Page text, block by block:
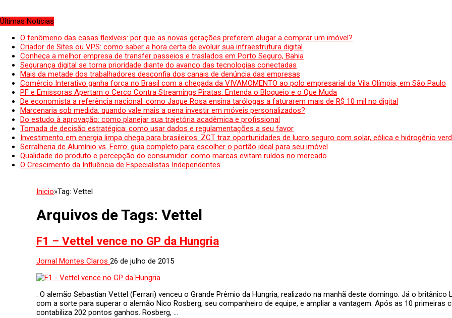
Últimas Notícias
O fenômeno das casas flexíveis: por que as novas gerações preferem alugar a comprar um imóvel?
Criador de Sites ou VPS: como saber a hora certa de evoluir sua infraestrutura digital
Conheça a melhor empresa de transfer passeios e traslados em Porto Seguro, Bahia
Segurança digital se torna prioridade diante do avanço das tecnologias conectadas
Mais da metade dos trabalhadores desconfia dos canais de denúncia das empresas
Comércio Interativo ganha força no Brasil com a chegada da VIVAMOMENTO ao polo empresarial da Vila Olímpia, em São Paulo
PF e Emissoras Apertam o Cerco Contra Streamings Piratas: Entenda o Bloqueio e o Que Muda
De economista a referência nacional: como Jaque Rosa ensina tarólogas a faturarem mais de R$ 10 mil no digital
Marcenaria sob medida: quando vale mais a pena investir em móveis personalizados?
Do estudo à aprovação: como planejar sua trajetória acadêmica e profissional
Tomada de decisão estratégica: como usar dados e regulamentações a seu favor
Investimento em energia limpa chega para brasileiros: ZCT traz oportunidades de lucro seguro com solar, eólica e hidrogênio
Serralheria de Alumínio vs. Ferro: guia completo para escolher o portão ideal para seu imóvel
Qualidade do produto e percepção do consumidor: como marcas evitam ruídos no mercado
O Crescimento da Influência de Especialistas Independentes
Inicio»Tag: Vettel
Arquivos de Tags: Vettel
F1 – Vettel vence no GP da Hungria
Jornal Montes Claros 26 de julho de 2015
. O alemão Sebastian Vettel (Ferrari) venceu o Grande Prêmio da Hungria, realizado na manhã deste domingo. Já o
com a sorte para superar o alemão Nico Rosberg, seu companheiro de equipe, e ampliar a vantagem. Após as 10 primeiras
contabiliza 202 pontos ganhos. Rosberg, …